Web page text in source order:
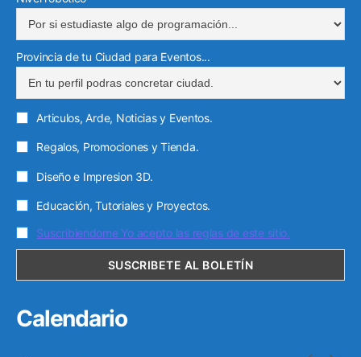
Provincia de tu Ciudad para Eventos...
Articulos, Arde, Noticias y Eventos.
Regalos, Promociones y Tienda.
Diseño e Impresion 3D.
Educación, Tutoriales y Proyectos.
Suscribiendome Yo acepto las reglas de este sitio.
Calendario